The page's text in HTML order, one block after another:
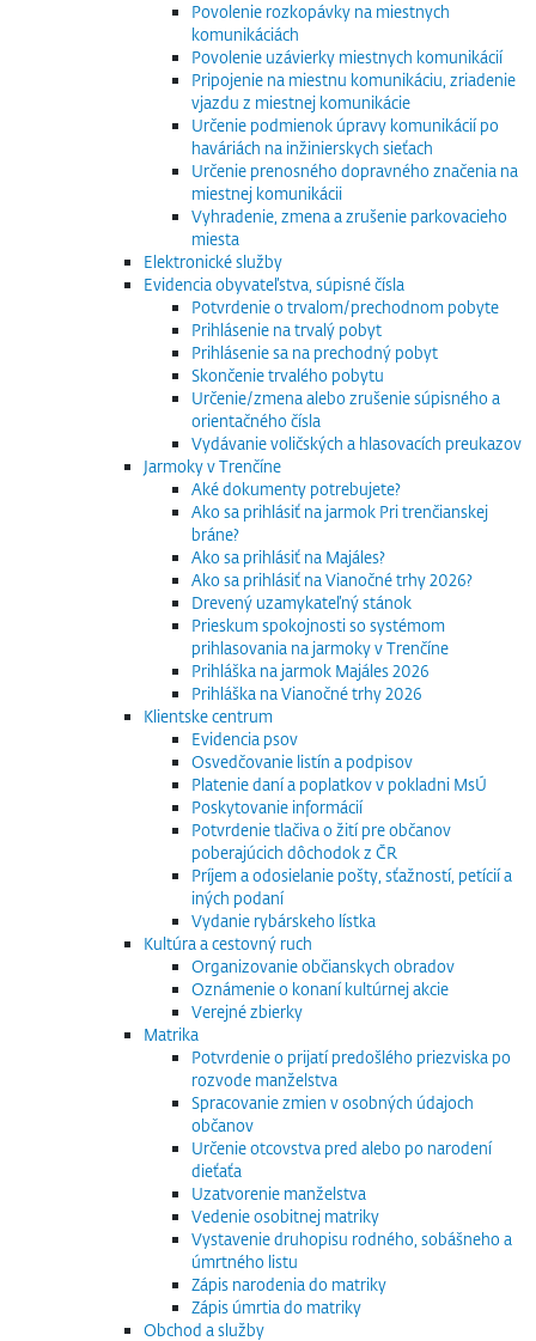
Povolenie rozkopávky na miestnych
komunikáciách
Povolenie uzávierky miestnych komunikácií
Pripojenie na miestnu komunikáciu, zriadenie
vjazdu z miestnej komunikácie
Určenie podmienok úpravy komunikácií po
haváriách na inžinierskych sieťach
Určenie prenosného dopravného značenia na
miestnej komunikácii
Vyhradenie, zmena a zrušenie parkovacieho
miesta
Elektronické služby
Evidencia obyvateľstva, súpisné čísla
Potvrdenie o trvalom/prechodnom pobyte
Prihlásenie na trvalý pobyt
Prihlásenie sa na prechodný pobyt
Skončenie trvalého pobytu
Určenie/zmena alebo zrušenie súpisného a
orientačného čísla
Vydávanie voličských a hlasovacích preukazov
Jarmoky v Trenčíne
Aké dokumenty potrebujete?
Ako sa prihlásiť na jarmok Pri trenčianskej
bráne?
Ako sa prihlásiť na Majáles?
Ako sa prihlásiť na Vianočné trhy 2026?
Drevený uzamykateľný stánok
Prieskum spokojnosti so systémom
prihlasovania na jarmoky v Trenčíne
Prihláška na jarmok Majáles 2026
Prihláška na Vianočné trhy 2026
Klientske centrum
Evidencia psov
Osvedčovanie listín a podpisov
Platenie daní a poplatkov v pokladni MsÚ
Poskytovanie informácií
Potvrdenie tlačiva o žití pre občanov
poberajúcich dôchodok z ČR
Príjem a odosielanie pošty, sťažností, petícií a
iných podaní
Vydanie rybárskeho lístka
Kultúra a cestovný ruch
Organizovanie občianskych obradov
Oznámenie o konaní kultúrnej akcie
Verejné zbierky
Matrika
Potvrdenie o prijatí predošlého priezviska po
rozvode manželstva
Spracovanie zmien v osobných údajoch
občanov
Určenie otcovstva pred alebo po narodení
dieťaťa
Uzatvorenie manželstva
Vedenie osobitnej matriky
Vystavenie druhopisu rodného, sobášneho a
úmrtného listu
Zápis narodenia do matriky
Zápis úmrtia do matriky
Obchod a služby